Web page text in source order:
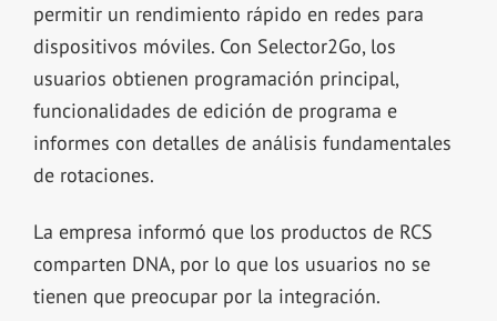
permitir un rendimiento rápido en redes para
dispositivos móviles. Con Selector2Go, los
usuarios obtienen programación principal,
funcionalidades de edición de programa e
informes con detalles de análisis fundamentales
de rotaciones.
La empresa informó que los productos de RCS
comparten DNA, por lo que los usuarios no se
tienen que preocupar por la integración.